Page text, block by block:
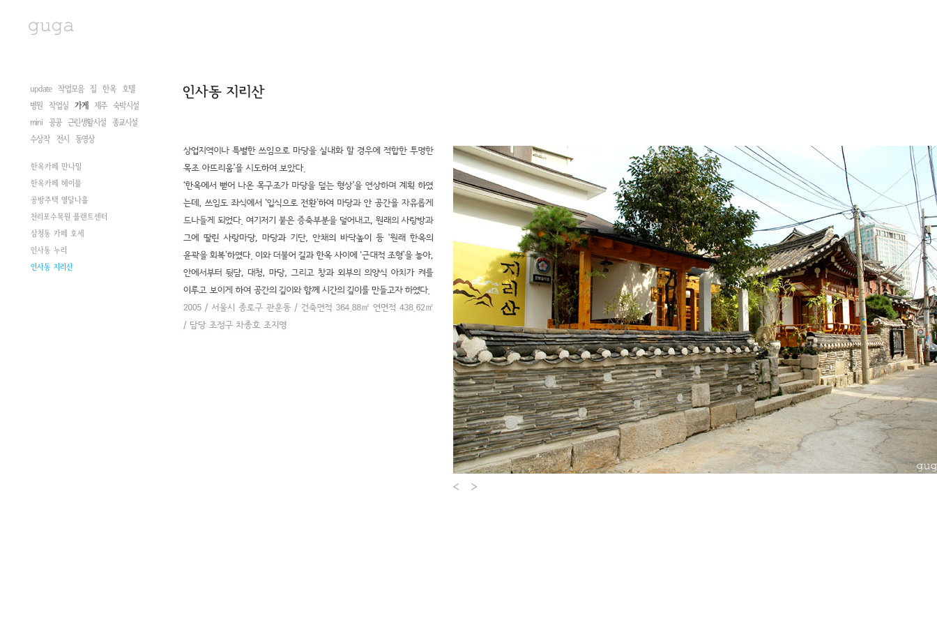
update 작업모음 집 한옥
호텔
병원
작업실 가게 제주
숙박시설
mini
공공 근린생활시설
종교시설
수상작
전시 동영상
한옥카페 만나밀
한옥카페 헤이믈
공방주택 열달나흘
천리포수목원 플랜트센터
삼청동 카페 호세
인사동 누리
인사동 지리산